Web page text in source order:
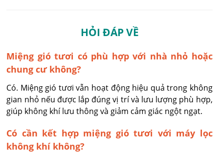
HỎI ĐÁP VỀ
Miệng gió tươi có phù hợp với nhà nhỏ hoặc
chung cư không?
Có. Miệng gió tươi vẫn hoạt động hiệu quả trong không
gian nhỏ nếu được lắp đúng vị trí và lưu lượng phù hợp,
giúp không khí lưu thông và giảm cảm giác ngột ngạt.
Có cần kết hợp miệng gió tươi với máy lọc
không khí không?